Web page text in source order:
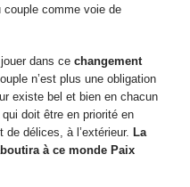
comme voie de
dans cechangement
n’est plus une obligation
existe bel et bien en chacun
doit être en priorité en
de délices, à l’extérieur. La
à ce monde Paix